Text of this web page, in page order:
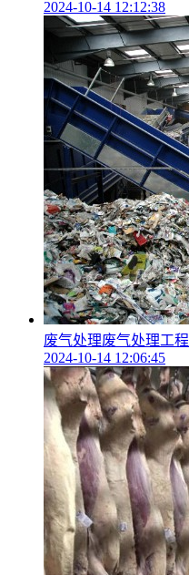
2024-10-14 12:12:38
废气处理废气处理工程
2024-10-14 12:06:45